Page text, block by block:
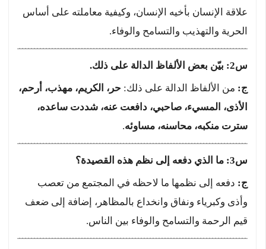
علاقة الإنسان بأخيه الإنسان، وكيفية معاملته على أساس
الحرية والتهذيب والتسامح والوفاء.
س2: بيّن بعض الألفاظ الدالة على ذلك.
ج: من الألفاظ الدالة على ذلك: حر، الكريم، مهذب، أرحم،
الأذى، المسيء، صاحبي، دافعت عنه، شددت ساعده،
سترت منكبه، محاسنه، مساوئه.
س3: ما الذي دفعه إلى نظم هذه القصيدة؟
ج: دفعه إلى نظمها ما لاحظه في المجتمع من تعصب
وأذى وكبرياء ونفاق وانخداع بالمظاهر، إضافة إلى ضعف
قيم الرحمة والتسامح والوفاء بين الناس.